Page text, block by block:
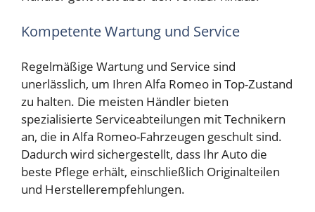
Kompetente Wartung und Service
Regelmäßige Wartung und Service sind
unerlässlich, um Ihren Alfa Romeo in Top-Zustand
zu halten. Die meisten Händler bieten
spezialisierte Serviceabteilungen mit Technikern
an, die in Alfa Romeo-Fahrzeugen geschult sind.
Dadurch wird sichergestellt, dass Ihr Auto die
beste Pflege erhält, einschließlich Originalteilen
und Herstellerempfehlungen.